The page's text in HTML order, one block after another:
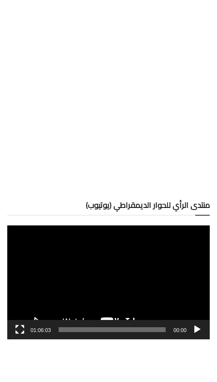
منتدى الرأي للحوار الديمقراطي (يوتيوب)
00:00
01:06:03